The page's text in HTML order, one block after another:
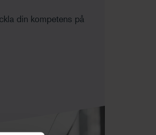
din kompetens på